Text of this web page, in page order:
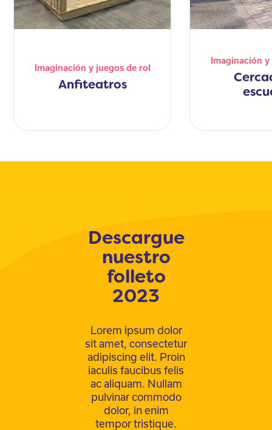
Imaginación y juegos de rol
Anfiteatros
Imaginación
Descargue
nuestro
folleto
2023
Lorem ipsum dolor
sit amet, consectetur
adipiscing elit. Proin
iaculis faucibus felis
ac aliquam. Nullam
pulvinar commodo
dolor, in enim
tempor tristique.